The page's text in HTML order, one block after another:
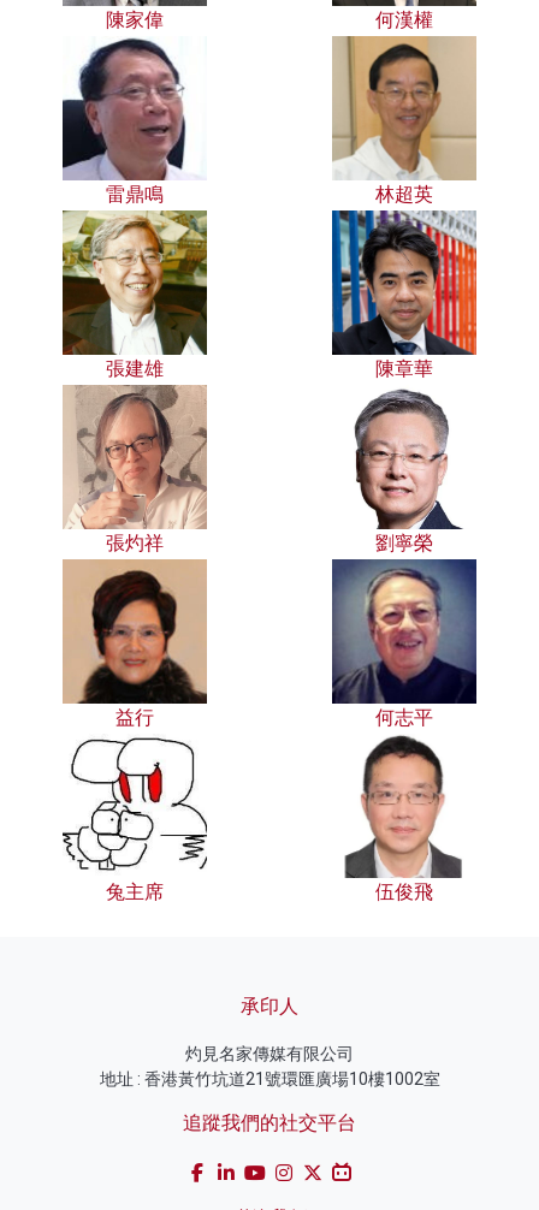
陳家偉 何漢權
雷鼎鳴 林超英
張建雄 陳章華
張灼祥 劉寧榮
益行 何志平
兔主席 伍俊飛
承印人
灼見名家傳媒有限公司
地址 : 香港黃竹坑道21號環匯廣場10樓1002室
追蹤我們的社交平台